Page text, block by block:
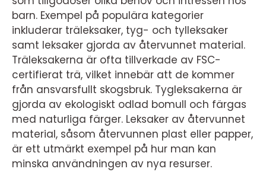
barn. Exempel på populära kategorier
inkluderar träleksaker, tyg- och tylleksaker
samt leksaker gjorda av återvunnet material.
Träleksakerna är ofta tillverkade av FSC-
certifierat trä, vilket innebär att de kommer
från ansvarsfullt skogsbruk. Tygleksakerna är
gjorda av ekologiskt odlad bomull och färgas
med naturliga färger. Leksaker av återvunnet
material, såsom återvunnen plast eller papper,
är ett utmärkt exempel på hur man kan
minska användningen av nya resurser.